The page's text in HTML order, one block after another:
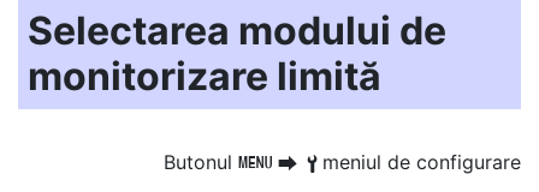
Selectarea modului de
monitorizare limită
Butonul G U B meniul de configurare